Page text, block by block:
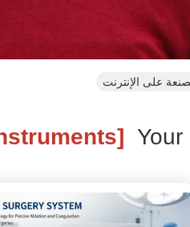
Your
[surgical Instruments ]